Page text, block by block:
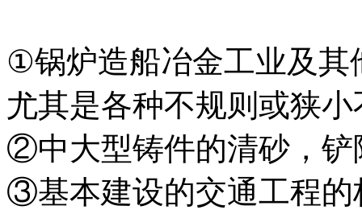
①锅炉造船冶金工业及其
尤其是各种不规则或狭
②中大型铸件的清砂，铲
③基本建设的交通工程的